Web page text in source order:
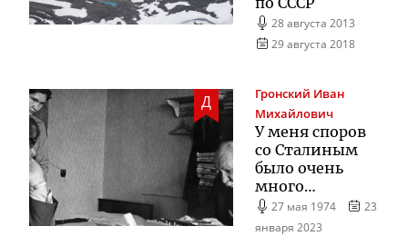
28 августа 2013
29 августа 2018
Д Гронский Иван
Михайлович
У меня споров
со Сталиным
было очень
много…
27 мая 1974
23
января 2023